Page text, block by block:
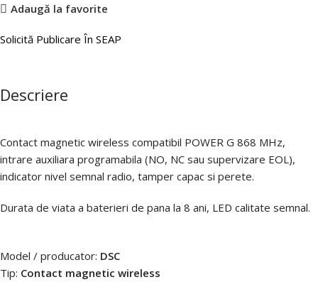
Adaugă la favorite
Solicită Publicare În SEAP
Descriere
Contact magnetic wireless compatibil POWER G 868 MHz,
intrare auxiliara programabila (NO, NC sau supervizare EOL),
indicator nivel semnal radio, tamper capac si perete.
Durata de viata a baterieri de pana la 8 ani, LED calitate semnal.
Model / producator: DSC
Tip: Contact magnetic wireless